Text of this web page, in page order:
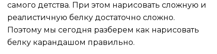
самого детства. При этом нарисовать сложную и
реалистичную белку достаточно сложно.
Поэтому мы сегодня разберем как нарисовать
белку карандашом правильно.